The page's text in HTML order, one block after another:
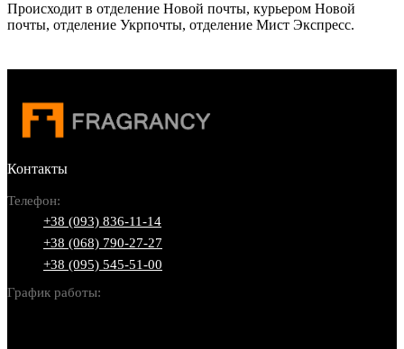
Происходит в отделение Новой почты, курьером Новой
почты, отделение Укрпочты, отделение Мист Экспресс.
Контакты
Телефон:
+38 (093) 836-11-14
+38 (068) 790-27-27
+38 (095) 545-51-00
График работы: